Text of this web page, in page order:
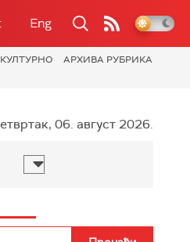
Eng
КУЛТУРНО
АРХИВА РУБРИКА
06. август 2026.